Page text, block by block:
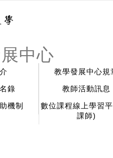
中心
教學發展中心規
錄
教師活動訊息
機制
數位課程線上學習
課師)